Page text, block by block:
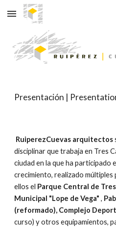
Skip to main content
Presentación |
RuiperezCuevas arquitectos
disciplinar que trabaja en Tres
ciudad en la que ha participado
crecimiento, realizado
ellos el Parque Central de
Municipal "Lope de Vega" ,
(reformado), Complejo
curso)y otros equipamientos,